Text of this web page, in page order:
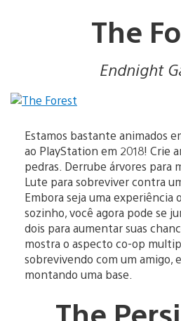
The
Endnight
Estamos bastante animados
ao PlayStation em 2018! Crie
pedras. Derrube árvores para
Lute para sobreviver contra
Embora seja uma experiência
sozinho, você agora pode se
dois para aumentar suas
mostra o aspecto co-op
sobrevivendo com um amigo,
montando uma base.
The